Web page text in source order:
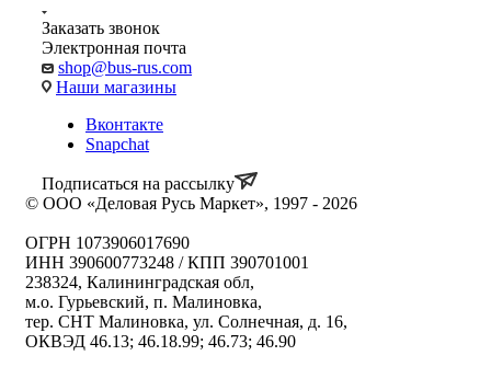
Заказать звонок
Электронная почта
shop@bus-rus.com
Наши магазины
Вконтакте
Snapchat
Подписаться на рассылку
© ООО «Деловая Русь Маркет», 1997 - 2026
ОГРН 1073906017690
ИНН 390600773248 / КПП 390701001
238324, Калининградская обл,
м.о. Гурьевский, п. Малиновка,
тер. СНТ Малиновка, ул. Солнечная, д. 16,
ОКВЭД 46.13; 46.18.99; 46.73; 46.90